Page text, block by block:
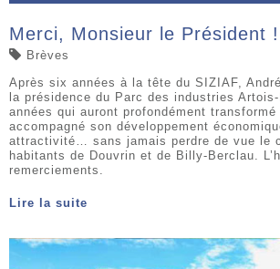
Merci, Monsieur le Président !
Brèves
Après six années à la tête du SIZIAF,
la présidence du Parc des industries
années qui auront profondément transformé
accompagné son développement
attractivité… sans jamais perdre de vue le
habitants de Douvrin et de Billy-Berclau.
remerciements.
Lire la suite